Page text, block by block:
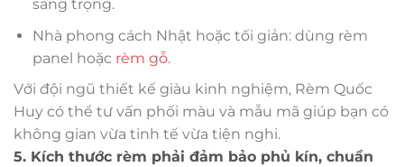
sang trọng.
Nhà phong cách Nhật hoặc tối giản: dùng rèm
panel hoặc rèm gỗ.
Với đội ngũ thiết kế giàu kinh nghiệm, Rèm Quốc
Huy có thể tư vấn phối màu và mẫu mã giúp bạn có
không gian vừa tinh tế vừa tiện nghi.
5. Kích thước rèm phải đảm bảo phủ kín, chuẩn